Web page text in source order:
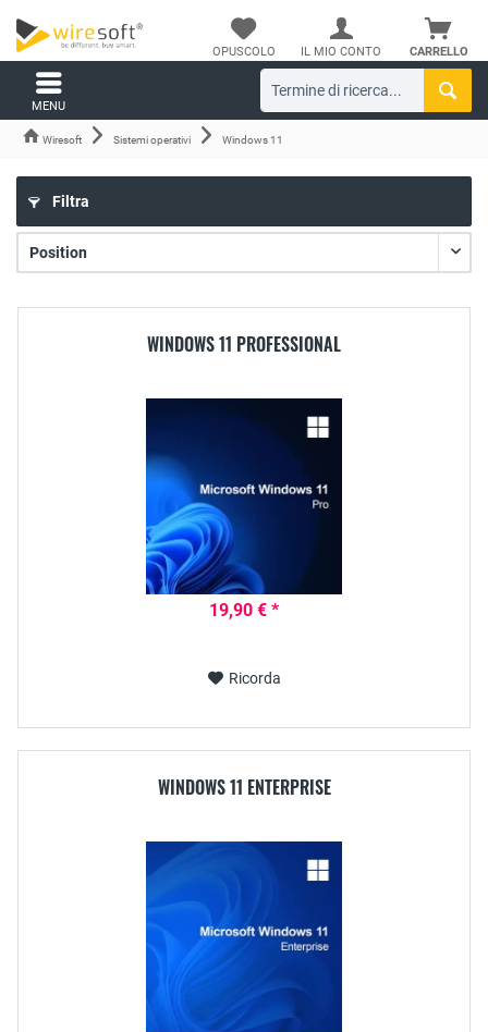
CARRELLO
OPUSCOLO IL MIO CONTO
MENU
Wiresoft Sistemi operativi Windows 11
Filtra
WINDOWS 11 PROFESSIONAL
19,90 € *
Ricorda
WINDOWS 11 ENTERPRISE